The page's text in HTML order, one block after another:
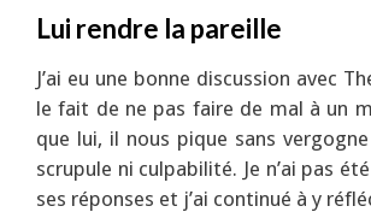
Lui rendre la pareille
J’ai eu une bonne discussion avec
le fait de ne pas faire de mal à un
que lui, il nous pique sans
scrupule ni culpabilité. Je n’ai pas
ses réponses et j’ai continué à y